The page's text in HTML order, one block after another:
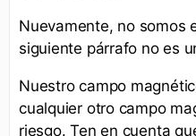
Nuevamente, no somos
siguiente párrafo no es
Nuestro campo
cualquier otro campo
riesgo. Ten en cuenta